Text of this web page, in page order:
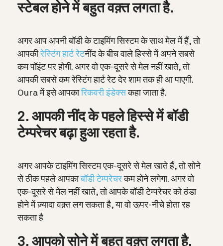
स्टेबल होने में बहुत वक़्त लगता है.
अगर आप अपनी बॉडी के टाइमिंग सिस्टम के साथ मेल में हैं, तो
आपकीरेस्टिंग हार्ट रेटनींद के बीच वाले हिस्से में अपने सबसे
कम पॉइंट पर होगी. अगर वो एक-दूसरे से मेल नहीं खाते, तो
आपकी सबसे कम रेस्टिंग हार्ट रेट देर शाम तक ही आ पाएगी.
Oura में इसे आपकारिकवरी इंडेक्सकहा जाता है.
2. आपकी नींद के पहले हिस्से में बॉडी
टेम्परेचर बढ़ा हुआ रहता है.
अगर आपके टाइमिंग सिस्टम एक-दूसरे से मेल खाते हैं, तो सोने
से ठीक पहले आपकाबॉडी टेम्परेचरकम होने लगेगा. अगर वो
एक-दूसरे से मेल नहीं खाते, तो आपके बॉडी टेम्परेचर को ठंडा
होने में ज़्यादा वक़्त लग सकता है, या वो ऊपर-नीचे होता रह
सकता है
3. आपको सोने में बहुत वक़्त लगता है.